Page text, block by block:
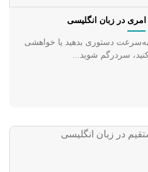
در زبان انگلیسی
دستوری بدهید یا خواهشی
سردرگم شوید...